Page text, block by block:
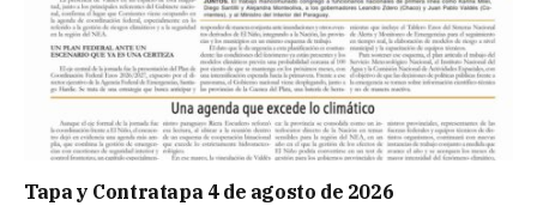
Tapa y Contratapa 4 de agosto de 2026